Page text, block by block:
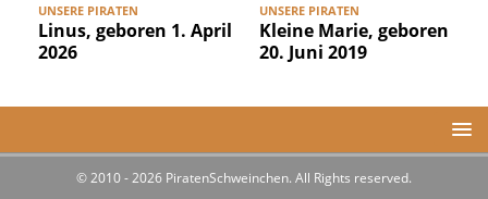
UNSERE PIRATEN
Linus, geboren 1. April
2026
UNSERE PIRATEN
Kleine Marie, geboren
20. Juni 2019
© 2010 - 2026 PiratenSchweinchen. All Rights reserved.